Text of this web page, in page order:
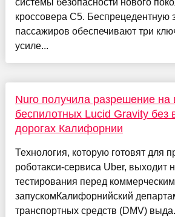
системы безопасности нового
кроссовера C5. Беспрецедентную
пассажиров обеспечивают три
усиле...
Nuro получила разрешение на
беспилотных Lucid Gravity без
дорогах Калифорнии
Технология, которую готовят для
роботакси-сервиса Uber, выходит
тестирования перед коммерческим
запускомКалифорнийский
транспортных средств (DMV)